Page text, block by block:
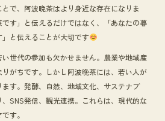
で、阿波晩茶はより身近な存在になりま
す」と伝えるだけではなく、「あなたの暮
と伝えることが大切です
世代の参加も欠かせません。農業や地域産
がちです。しかし阿波晩茶には、若い人が
す。発酵、自然、地域文化、サステナブ
SNS発信、観光連携。これらは、現代的な
す。